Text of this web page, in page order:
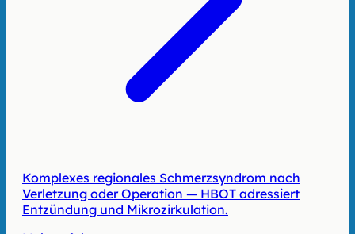
Komplexes regionales Schmerzsyndrom nach
Verletzung oder Operation — HBOT adressiert
Entzündung und Mikrozirkulation.